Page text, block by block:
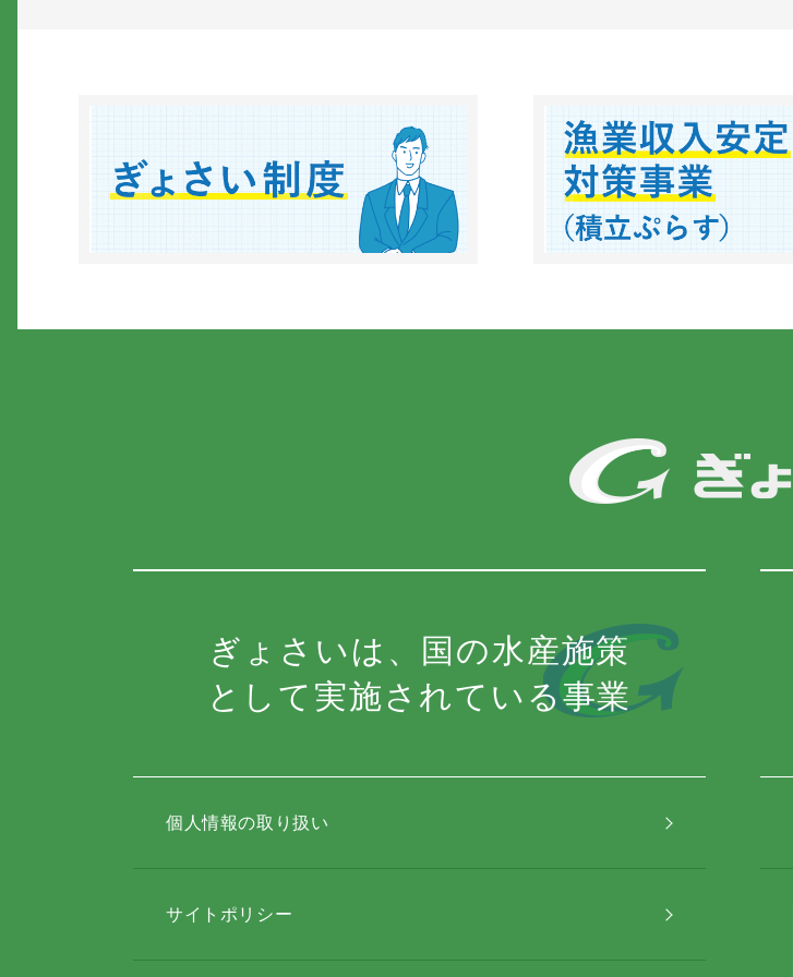
ぎょさいは、国の水産施策
として実施されている事業
個人情報の取り扱い
サイトポリシー